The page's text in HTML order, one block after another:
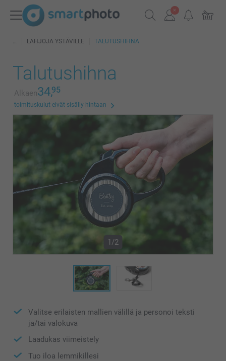
LAHJOJA YSTÄVILLE TALUTUSHIHNA
Talutushihna
Alkaen34,95
toimituskulut eivät sisälly hintaan
1/2
Valitse erilaisten mallien välillä ja personoi teksti
ja/tai valokuva
Laadukas viimeistely
Tuo iloa lemmikillesi